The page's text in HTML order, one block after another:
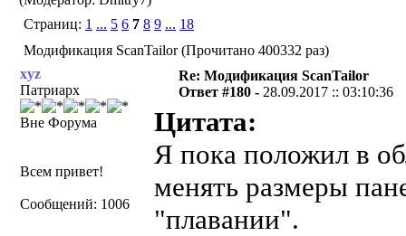
Страниц: 1 ... 5 6 7 8 9 ... 18
Модификация ScanTailor (Прочитано 400332 раз)
xyz
Патриарх
Вне Форума
Всем привет!
Сообщений: 1006
Re: Модификация ScanTailor
Ответ #180 - 28.09.2017 :: 03:10:36
Цитата:
Я пока положил в
менять размеры
"плавании".